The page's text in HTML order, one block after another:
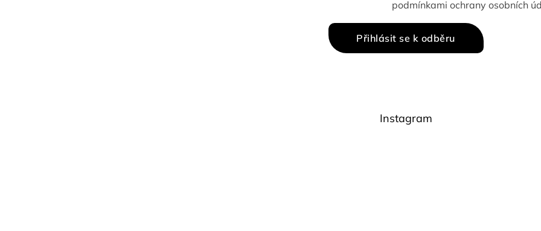
s
u
podmínkami ochrany osobních
Přihlásit se k odběru
Instagram